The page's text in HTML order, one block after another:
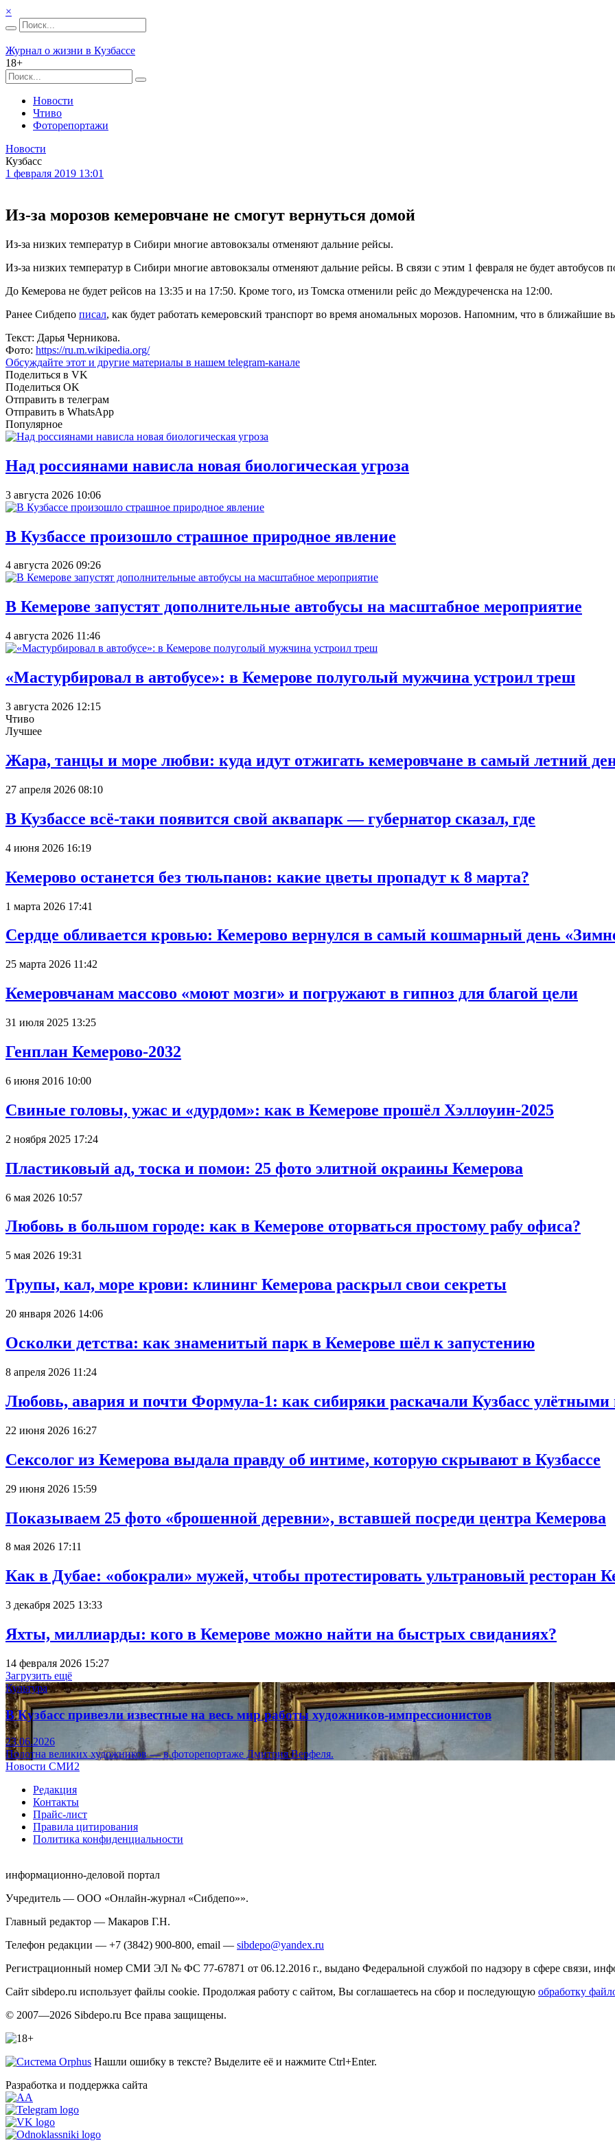
×
Журнал о жизни в Кузбассе
18+
Новости
Чтиво
Фоторепортажи
Новости
Кузбасс
1 февраля 2019 13:01
Из-за морозов кемеровчане не смогут вернуться домой
Из-за низких температур в Сибири многие автовокзалы отменяют дальние рейсы.
Из-за низких температур в Сибири многие автовокзалы отменяют дальние рейсы. В связи с этим 1 февраля не будет
До Кемерова не будет рейсов на 13:35 и на 17:50. Кроме того, из Томска отменили рейс до Междуреченска на 12:00.
Ранее Сибдепо писал, как будет работать кемеровский транспорт во время аномальных морозов. Напомним, что в ближайшие
Текст: Дарья Черникова.
Фото: https://ru.m.wikipedia.org/
Обсуждайте этот и другие материалы в нашем telegram-канале
Поделиться в VK
Поделиться OK
Отправить в телеграм
Отправить в WhatsApp
Популярное
Над россиянами нависла новая биологическая угроза
3 августа 2026 10:06
В Кузбассе произошло страшное природное явление
4 августа 2026 09:26
В Кемерове запустят дополнительные автобусы на масштабное мероприятие
4 августа 2026 11:46
«Мастурбировал в автобусе»: в Кемерове полуголый мужчина устроил треш
3 августа 2026 12:15
Чтиво
Лучшее
Жара, танцы и море любви: куда идут отжигать кемеровчане в самый летний
27 апреля 2026 08:10
В Кузбассе всё-таки появится свой аквапарк — губернатор сказал, где
4 июня 2026 16:19
Кемерово останется без тюльпанов: какие цветы пропадут к 8 марта?
1 марта 2026 17:41
Сердце обливается кровью: Кемерово вернулся в самый кошмарный день
25 марта 2026 11:42
Кемеровчанам массово «моют мозги» и погружают в гипноз для благой цели
31 июля 2025 13:25
Генплан Кемерово-2032
6 июня 2016 10:00
Свиные головы, ужас и «дурдом»: как в Кемерове прошёл Хэллоуин-2025
2 ноября 2025 17:24
Пластиковый ад, тоска и помои: 25 фото элитной окраины Кемерова
6 мая 2026 10:57
Любовь в большом городе: как в Кемерове оторваться простому рабу офиса?
5 мая 2026 19:31
Трупы, кал, море крови: клининг Кемерова раскрыл свои секреты
20 января 2026 14:06
Осколки детства: как знаменитый парк в Кемерове шёл к запустению
8 апреля 2026 11:24
Любовь, авария и почти Формула-1: как сибиряки раскачали Кузбасс улётными
22 июня 2026 16:27
Сексолог из Кемерова выдала правду об интиме, которую скрывают в Кузбассе
29 июня 2026 15:59
Показываем 25 фото «брошенной деревни», вставшей посреди центра Кемерова
8 мая 2026 17:11
Как в Дубае: «обокрали» мужей, чтобы протестировать ультрановый ресторан
3 декабря 2025 13:33
Яхты, миллиарды: кого в Кемерове можно найти на быстрых свиданиях?
14 февраля 2026 15:27
Загрузить ещё
Культура
В Кузбасс привезли известные на весь мир работы художников-импрессионистов
23.06.2026
Полотна великих художников — в фоторепортаже Дмитрия Верфеля.
Новости СМИ2
Редакция
Контакты
Прайс-лист
Правила цитирования
Политика конфиденциальности
информационно-деловой портал
Учредитель — ООО «Онлайн-журнал «Сибдепо»».
Главный редактор — Макаров Г.Н.
Телефон редакции — +7 (3842) 900-800, email — sibdepo@yandex.ru
Регистрационный номер СМИ ЭЛ № ФС 77-67871 от 06.12.2016 г., выдано Федеральной службой по надзору в сфере связи,
Сайт sibdepo.ru использует файлы cookie. Продолжая работу с сайтом, Вы соглашаетесь на сбор и последующую обработку
© 2007—2026 Sibdepo.ru Все права защищены.
Нашли ошибку в тексте? Выделите её и нажмите Ctrl+Enter.
Разработка и поддержка сайта